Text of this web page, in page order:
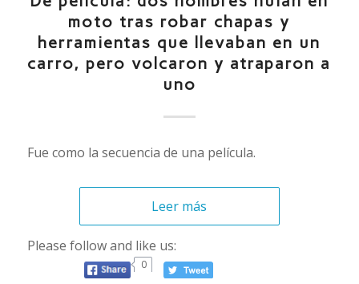
moto tras robar chapas y
herramientas que llevaban en un
carro, pero volcaron y atraparon a
uno
Fue como la secuencia de una película.
Leer más
Please follow and like us:
0